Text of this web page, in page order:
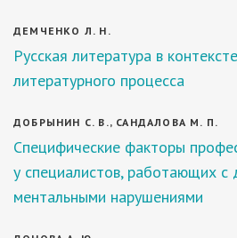
ДЕМЧЕНКО Л. Н.
Русская литература в
литературного процесса
ДОБРЫНИН С. В., САНДАЛОВА М. П.
Специфические факторы
у специалистов, работающих с
ментальными нарушениями